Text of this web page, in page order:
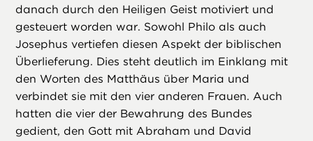
danach durch den Heiligen Geist motiviert und
gesteuert worden war. Sowohl Philo als auch
Josephus vertiefen diesen Aspekt der biblischen
Überlieferung. Dies steht deutlich im Einklang mit
den Worten des Matthäus über Maria und
verbindet sie mit den vier anderen Frauen. Auch
hatten die vier der Bewahrung des Bundes
gedient, den Gott mit Abraham und David